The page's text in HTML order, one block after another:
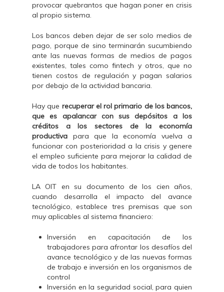
provocar quebrantos que hagan poner en crisis
al propio sistema.
Los bancos deben dejar de ser solo medios de
pago, porque de sino terminarán sucumbiendo
ante las nuevas formas de medios de pagos
existentes, tales como fintech y otros, que no
tienen costos de regulación y pagan salarios
por debajo de la actividad bancaria.
Hay que recuperar el rol primario de los bancos,
que es apalancar con sus depósitos a los
créditos a los sectores de la economía
productiva para que la economía vuelva a
funcionar con posterioridad a la crisis y genere
el empleo suficiente para mejorar la calidad de
vida de todos los habitantes.
LA OIT en su documento de los cien años,
cuando desarrolla el impacto del avance
tecnológico, establece tres premisas que son
muy aplicables al sistema financiero:
Inversión en capacitación de los
trabajadores para afrontar los desafíos del
avance tecnológico y de las nuevas formas
de trabajo e inversión en los organismos de
control
Inversión en la seguridad social, para quien